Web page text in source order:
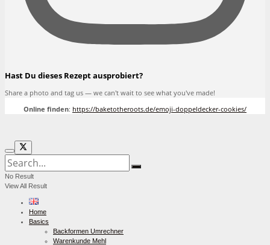
Hast Du dieses Rezept ausprobiert?
Share a photo and tag us — we can't wait to see what you've made!
Online finden: https://baketotheroots.de/emoji-doppeldecker-cookies/
No Result
View All Result
Home
Basics
Backformen Umrechner
Warenkunde Mehl